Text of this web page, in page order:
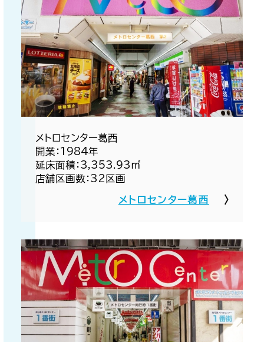
メトロセンター葛西​
開業：1984年​
延床面積：3,353.93㎡​
店舗区画数：32区画​
メトロセンター葛西